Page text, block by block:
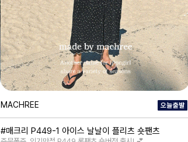
MACHREE
#매크리 P449-1 아이스 날날이 플리츠 숏팬츠